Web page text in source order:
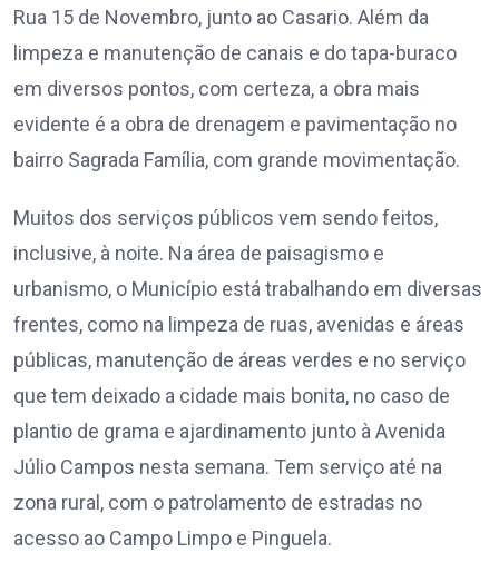
Rua 15 de Novembro, junto ao Casario. Além da
limpeza e manutenção de canais e do tapa-buraco
em diversos pontos, com certeza, a obra mais
evidente é a obra de drenagem e pavimentação no
bairro Sagrada Família, com grande movimentação.
Muitos dos serviços públicos vem sendo feitos,
inclusive, à noite. Na área de paisagismo e
urbanismo, o Município está trabalhando em diversas
frentes, como na limpeza de ruas, avenidas e áreas
públicas, manutenção de áreas verdes e no serviço
que tem deixado a cidade mais bonita, no caso de
plantio de grama e ajardinamento junto à Avenida
Júlio Campos nesta semana. Tem serviço até na
zona rural, com o patrolamento de estradas no
acesso ao Campo Limpo e Pinguela.